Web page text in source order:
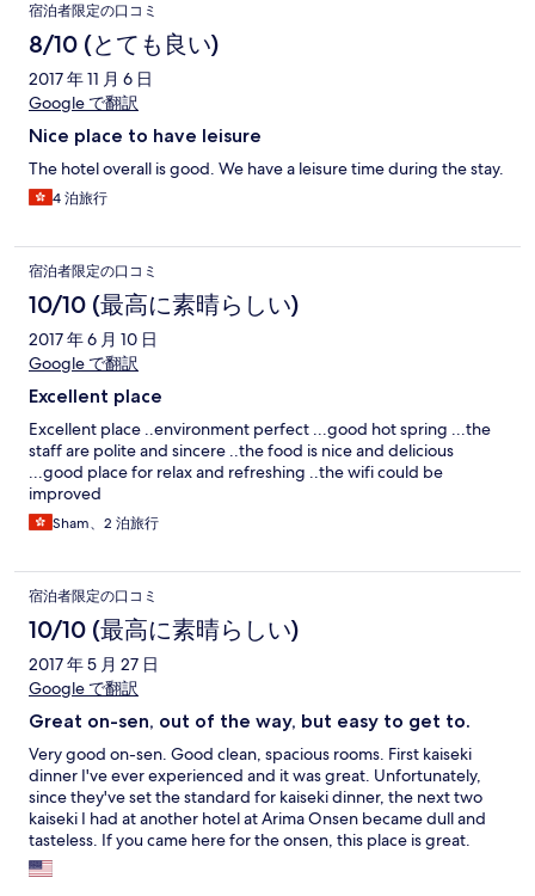
宿泊者限定の口コミ
8/10 (とても良い)
2017 年 11 月 6 日
Google で翻訳
Nice place to have leisure
The hotel overall is good. We have a leisure time during the stay.
4 泊旅行
宿泊者限定の口コミ
10/10 (最高に素晴らしい)
2017 年 6 月 10 日
Google で翻訳
Excellent place
Excellent place ..environment perfect ...good hot spring ...the
staff are polite and sincere ..the food is nice and delicious
...good place for relax and refreshing ..the wifi could be
improved
Sham、2 泊旅行
宿泊者限定の口コミ
10/10 (最高に素晴らしい)
2017 年 5 月 27 日
Google で翻訳
Great on-sen, out of the way, but easy to get to.
Very good on-sen. Good clean, spacious rooms. First kaiseki
dinner I've ever experienced and it was great. Unfortunately,
since they've set the standard for kaiseki dinner, the next two
kaiseki I had at another hotel at Arima Onsen became dull and
tasteless. If you came here for the onsen, this place is great.
However, if you want to come here for other attractions, don't.
There is nothing to do for miles around.